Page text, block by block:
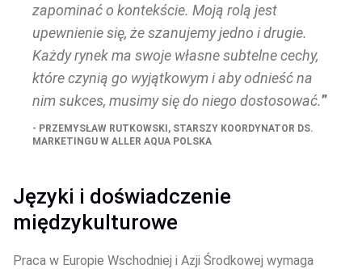
zapominać o kontekście. Moją rolą jest
upewnienie się, że szanujemy jedno i drugie.
Każdy rynek ma swoje własne subtelne cechy,
które czynią go wyjątkowym i aby odnieść na
nim sukces, musimy się do niego dostosować.
PRZEMYSŁAW RUTKOWSKI, STARSZY KOORDYNATOR DS.
MARKETINGU W ALLER AQUA POLSKA
Języki i doświadczenie
międzykulturowe
Praca w Europie Wschodniej i Azji Środkowej wymaga